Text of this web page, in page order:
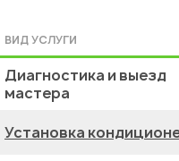
ВИД УСЛУГИ
Диагностика и выезд
мастера
Установка